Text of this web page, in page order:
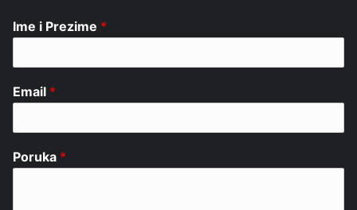
Ime i Prezime *
Email *
Poruka *